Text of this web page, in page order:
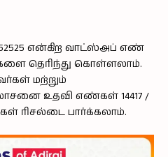
என்கிற வாட்ஸ்அப் எண்
தெரிந்து கொள்ளலாம்.
மற்றும்
உதவி எண்கள் 14417 /
ரிசல்டை பார்க்கலாம்.